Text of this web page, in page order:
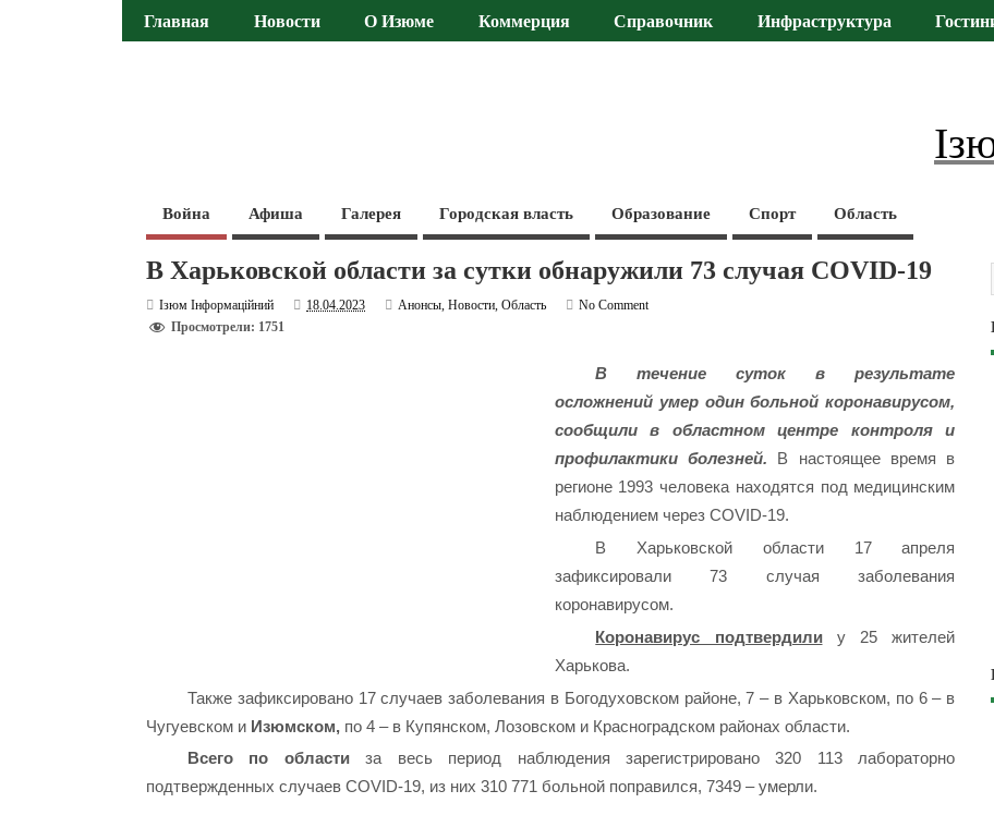
Главная Новости О Изюме Коммерция Справочник Инфраструктура
Война Афиша Галерея Городская власть Образование Спорт Область
В Харьковской области за сутки обнаружили 73 случая COVID-19
Ізюм Інформаційний 18.04.2023 Анонсы,Новости,Область
No Comment
Просмотрели: 1751
В течение суток в результате
осложнений умер один больной коронавирусом,
сообщили в областном центре контроля и
профилактики болезней. В настоящее время в
регионе 1993 человека находятся под медицинским
наблюдением через COVID-19.
В Харьковской области 17 апреля
зафиксировали 73 случая заболевания
коронавирусом.
Коронавирус подтвердилиу 25 жителей
Харькова.
Также зафиксировано 17 случаев заболевания в Богодуховском районе, 7 – в Харьковском, по 6 – в
Чугуевском и Изюмском, по 4 – в Купянском, Лозовском и Красноградском районах области.
Всего по областиза весь период наблюдения зарегистрировано 320 113 лабораторно
подтвержденных случаев СOVID-19, из них 310 771 больной поправился, 7349 – умерли.